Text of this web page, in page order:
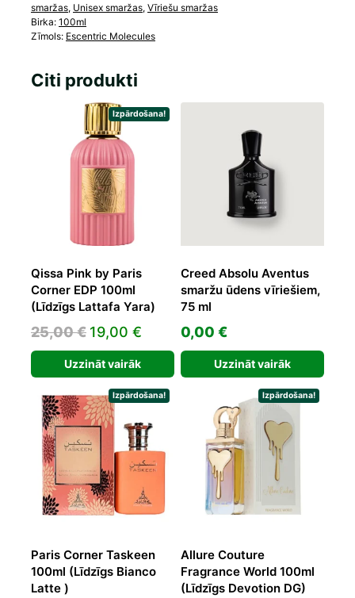
smaržas, Unisex smaržas, Vīriešu smaržas
Birka: 100ml
Zīmols: Escentric Molecules
Citi produkti
Izpārdošana!
Qissa Pink by Paris
Corner EDP 100ml
(Līdzīgs Lattafa Yara)
25,00€ Original
price
was:
25,00 €.
19,00 € Current
price
is:
19,00 €.
Uzzināt vairāk
Creed Absolu Aventus
smaržu ūdens vīriešiem,
75 ml
0,00 €
Uzzināt vairāk
Izpārdošana!
Paris Corner Taskeen
100ml (Līdzīgs Bianco
Latte )
Izpārdošana!
Allure Couture
Fragrance World 100ml
(Līdzīgs Devotion DG)